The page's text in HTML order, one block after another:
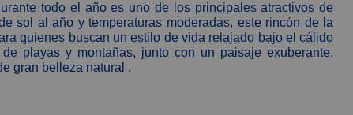
todo el año es uno de los principales atractivos de
sol al año y temperaturas moderadas, este rincón de la
quienes buscan un estilo de vida relajado bajo el cálido
playas y montañas, junto con un paisaje exuberante,
gran belleza natural .